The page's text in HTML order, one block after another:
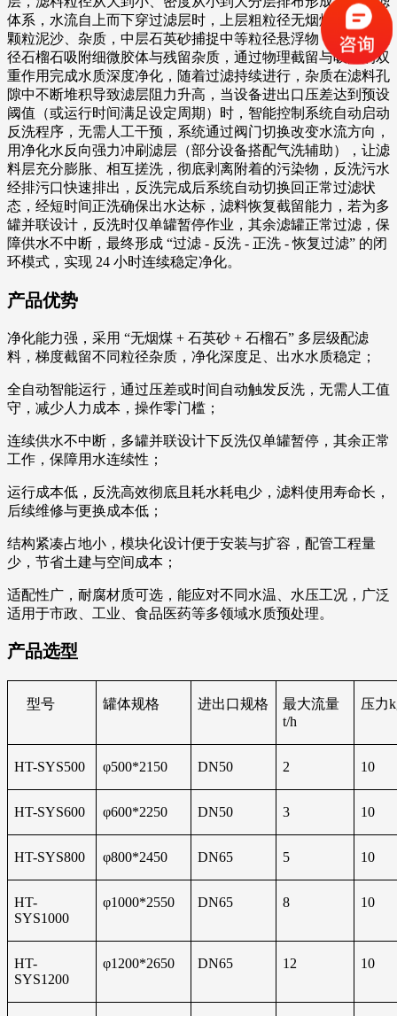
体系，水流自上而下穿过滤层时，上层粗粒径无烟煤先截留大
颗粒泥沙、杂质，中层石英砂捕捉中等粒径悬浮物，下层细粒
径石榴石吸附细微胶体与残留杂质，通过物理截留与吸附的双
重作用完成水质深度净化，随着过滤持续进行，杂质在滤料孔
隙中不断堆积导致滤层阻力升高，当设备进出口压差达到预设
阈值（或运行时间满足设定周期）时，智能控制系统自动启动
反洗程序，无需人工干预，系统通过阀门切换改变水流方向，
用净化水反向强力冲刷滤层（部分设备搭配气洗辅助），让滤
料层充分膨胀、相互搓洗，彻底剥离附着的污染物，反洗污水
经排污口快速排出，反洗完成后系统自动切换回正常过滤状
态，经短时间正洗确保出水达标，滤料恢复截留能力，若为多
罐并联设计，反洗时仅单罐暂停作业，其余滤罐正常过滤，保
障供水不中断，最终形成 “过滤 - 反洗 - 正洗 - 恢复过滤” 的闭
环模式，实现 24 小时连续稳定净化。
产品优势
净化能力强，采用 “无烟煤 + 石英砂 + 石榴石” 多层级配滤
料，梯度截留不同粒径杂质，净化深度足、出水水质稳定；
全自动智能运行，通过压差或时间自动触发反洗，无需人工值
守，减少人力成本，操作零门槛；
连续供水不中断，多罐并联设计下反洗仅单罐暂停，其余正常
工作，保障用水连续性；
运行成本低，反洗高效彻底且耗水耗电少，滤料使用寿命长，
后续维修与更换成本低；
结构紧凑占地小，模块化设计便于安装与扩容，配管工程量
少，节省土建与空间成本；
适配性广，耐腐材质可选，能应对不同水温、水压工况，广泛
适用于市政、工业、食品医药等多领域水质预处理。
产品选型
型号 罐体规格 进出口规格
最大流量
t/h
压力
HT-SYS500 φ500*2150 DN50 2 10
HT-SYS600 φ600*2250 DN50 3 10
HT-SYS800 φ800*2450 DN65 5 10
HT-
SYS1000
φ1000*2550 DN65 8 10
HT-
SYS1200
φ1200*2650 DN65 12 10